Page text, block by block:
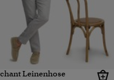
Leinenhose